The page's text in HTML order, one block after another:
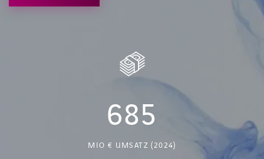
685
MIO € UMSATZ (2024)